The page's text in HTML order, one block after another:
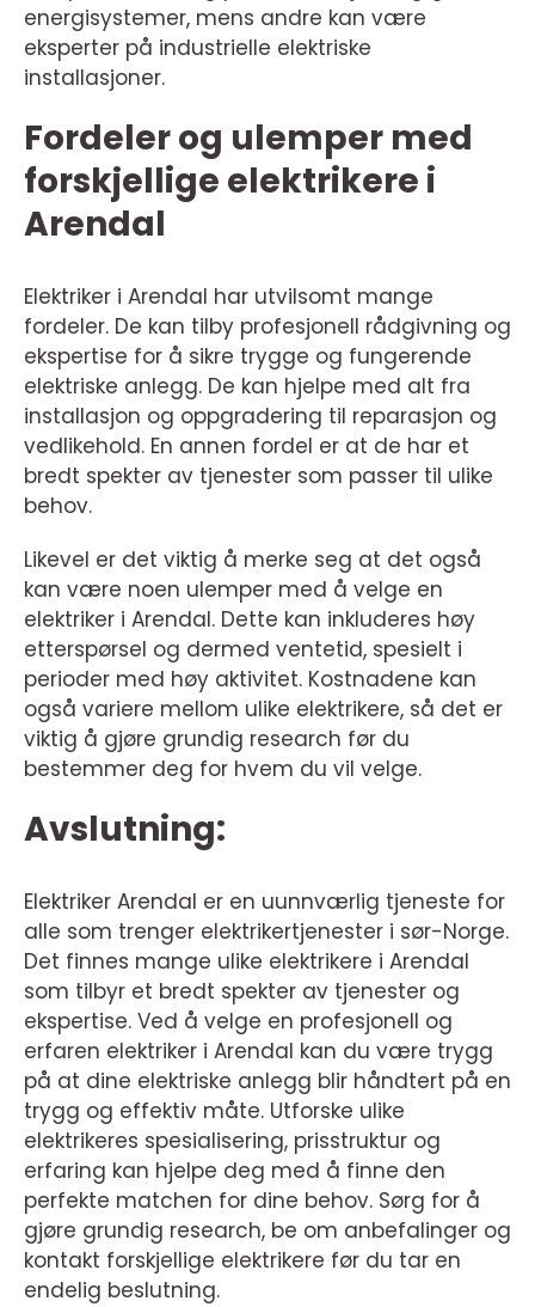
energisystemer, mens andre kan være
eksperter på industrielle elektriske
installasjoner.
Fordeler og ulemper med
forskjellige elektrikere i
Arendal
Elektriker i Arendal har utvilsomt mange
fordeler. De kan tilby profesjonell rådgivning og
ekspertise for å sikre trygge og fungerende
elektriske anlegg. De kan hjelpe med alt fra
installasjon og oppgradering til reparasjon og
vedlikehold. En annen fordel er at de har et
bredt spekter av tjenester som passer til ulike
behov.
Likevel er det viktig å merke seg at det også
kan være noen ulemper med å velge en
elektriker i Arendal. Dette kan inkluderes høy
etterspørsel og dermed ventetid, spesielt i
perioder med høy aktivitet. Kostnadene kan
også variere mellom ulike elektrikere, så det er
viktig å gjøre grundig research før du
bestemmer deg for hvem du vil velge.
Avslutning:
Elektriker Arendal er en uunnværlig tjeneste for
alle som trenger elektrikertjenester i sør-Norge.
Det finnes mange ulike elektrikere i Arendal
som tilbyr et bredt spekter av tjenester og
ekspertise. Ved å velge en profesjonell og
erfaren elektriker i Arendal kan du være trygg
på at dine elektriske anlegg blir håndtert på en
trygg og effektiv måte. Utforske ulike
elektrikeres spesialisering, prisstruktur og
erfaring kan hjelpe deg med å finne den
perfekte matchen for dine behov. Sørg for å
gjøre grundig research, be om anbefalinger og
kontakt forskjellige elektrikere før du tar en
endelig beslutning.